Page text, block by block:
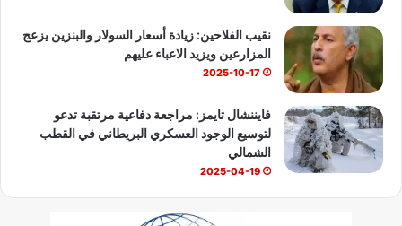
نقيب الفلاحين: زيادة أسعار السولار والبنزين يزعج
المزارعين ويزيد الاعباء عليهم
2025-10-17
فايننشال تايمز: مراجعة دفاعية مرتقبة تدعو
لتوسيع الوجود العسكري البريطاني في القطب
الشمالي
2025-04-19